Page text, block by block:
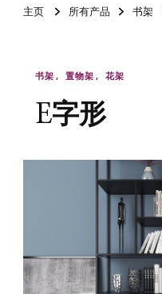
主页 所有产品 书架
书架 置物架 花架
E字形